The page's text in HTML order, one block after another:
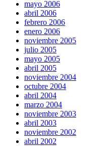
mayo 2006
abril 2006
febrero 2006
enero 2006
noviembre 2005
julio 2005
mayo 2005
abril 2005
noviembre 2004
octubre 2004
abril 2004
marzo 2004
noviembre 2003
abril 2003
noviembre 2002
abril 2002